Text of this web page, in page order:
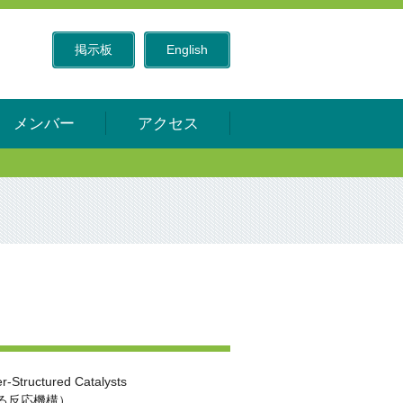
掲示板 English
メンバー アクセス
Structured Catalysts